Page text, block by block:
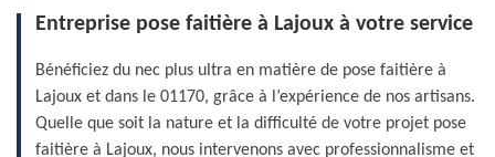
Entreprise pose faitière à Lajoux à votre service
Bénéficiez du nec plus ultra en matière de pose faitière à
Lajoux et dans le 01170, grâce à l’expérience de nos artisans.
Quelle que soit la nature et la difficulté de votre projet pose
faitière à Lajoux, nous intervenons avec professionnalisme et